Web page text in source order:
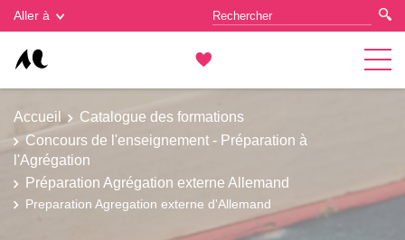
Aller à
Accueil
Catalogue des formations
Concours de l'enseignement - Préparation à
l'Agrégation
Préparation Agrégation externe Allemand
Preparation Agregation externe d'Allemand
Gestion des cookies